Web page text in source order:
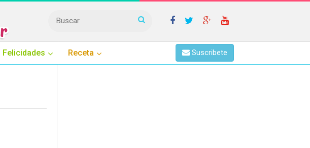
Felicidades Receta Suscribete